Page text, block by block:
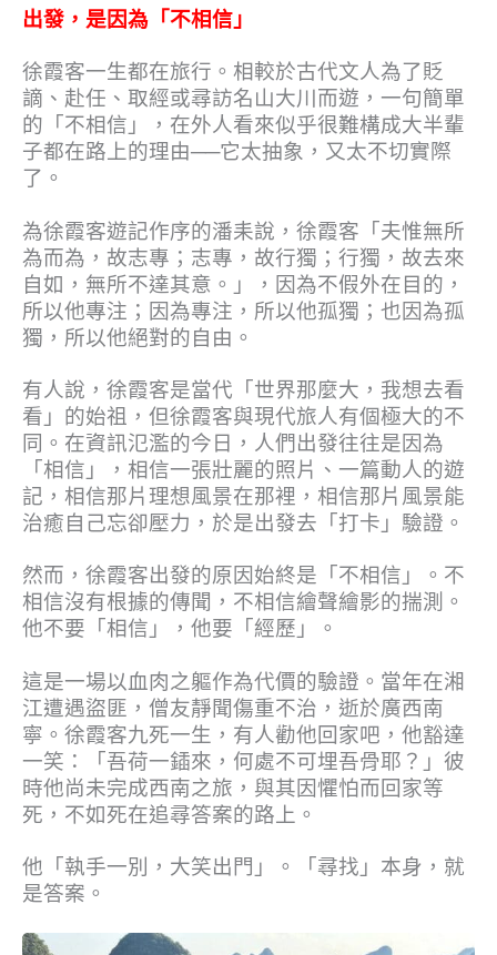
出發，是因為「不相信」
徐霞客一生都在旅行。相較於古代文人為了貶
謫、赴任、取經或尋訪名山大川而遊，一句簡單
的「不相信」，在外人看來似乎很難構成大半輩
子都在路上的理由──它太抽象，又太不切實際
了。
為徐霞客遊記作序的潘耒說，徐霞客「夫惟無所
為而為，故志專；志專，故行獨；行獨，故去來
自如，無所不達其意。」，因為不假外在目的，
所以他專注；因為專注，所以他孤獨；也因為孤
獨，所以他絕對的自由。
有人說，徐霞客是當代「世界那麼大，我想去看
看」的始祖，但徐霞客與現代旅人有個極大的不
同。在資訊氾濫的今日，人們出發往往是因為
「相信」，相信一張壯麗的照片、一篇動人的遊
記，相信那片理想風景在那裡，相信那片風景能
治癒自己忘卻壓力，於是出發去「打卡」驗證。
然而，徐霞客出發的原因始終是「不相信」。不
相信沒有根據的傳聞，不相信繪聲繪影的揣測。
他不要「相信」，他要「經歷」。
這是一場以血肉之軀作為代價的驗證。當年在湘
江遭遇盜匪，僧友靜聞傷重不治，逝於廣西南
寧。徐霞客九死一生，有人勸他回家吧，他豁達
一笑：「吾荷一鍤來，何處不可埋吾骨耶？」彼
時他尚未完成西南之旅，與其因懼怕而回家等
死，不如死在追尋答案的路上。
他「執手一別，大笑出門」。「尋找」本身，就
是答案。